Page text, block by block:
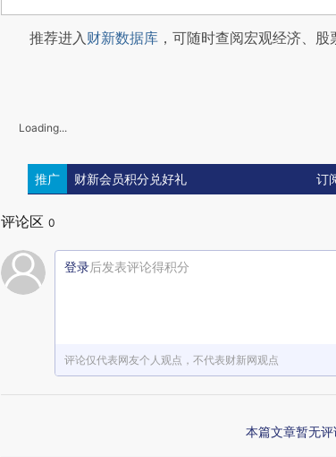
推荐进入财新数据库 ，可随时查阅宏观经济、
Loading...
推广 财新会员积分兑好礼 订
评论区 0
登录后发表评论得积分
评论仅代表网友个人观点，不代表财新网观点
本篇文章暂无评